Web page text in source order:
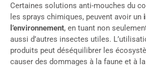
Certaines solutions anti-mouches du
les sprays chimiques, peuvent avoir un
l’environnement, en tuant non
aussi d’autres insectes utiles.
produits peut déséquilibrer les
causer des dommages à la faune et à